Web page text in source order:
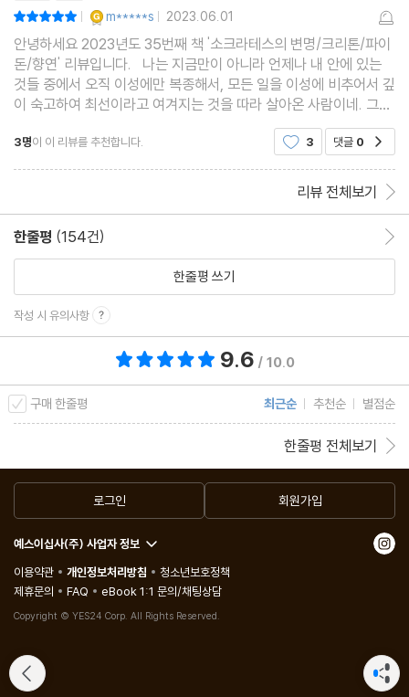
| m*****s | 2023.06.01
안녕하세요 2023년도 35번째 책 '소크라테스의 변명/크리톤/파이
돈/향연' 리뷰입니다. 나는 지금만이 아니라 언제나 내 안에 있는
것들 중에서 오직 이성에만 복종해서, 모든 일을 이성에 비추어서 깊
이 숙고하여 최선이라고 여겨지는 것을 따라 살아온 사람이네. 그런
데 지금 내게 이런 운명이 주어졌다고 해서, 내가 이전에 지켜왔던
3명이 이 리뷰를 추천합니다. 3 댓글 0
리뷰 전체보기
한줄평 (154건)
한줄평 쓰기
작성 시 유의사항
9.6 / 10.0
구매 한줄평 최근순 추천순 별점순
한줄평 전체보기
로그인 회원가입
예스이십사(주) 사업자 정보
이용약관
개인정보처리방침
청소년보호정책
제휴문의
FAQ eBook 1:1 문의/채팅상담
Copyright © YES24 Corp. All Rights Reserved.